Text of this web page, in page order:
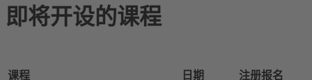
即将开设的课程
课程 日期 注册报名